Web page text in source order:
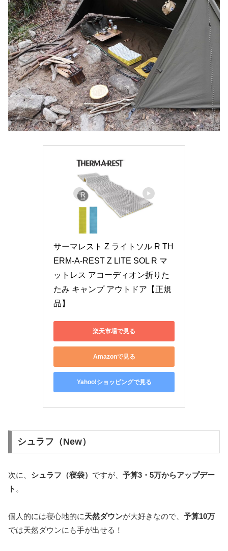
サーマレスト Z ライトソル R TH
ERM-A-REST Z LITE SOL R マ
ットレス アコーディオン折りた
たみ キャンプ アウトドア【正規
品】
楽天市場で見る
Amazonで見る
Yahoo!ショッピングで見る
シュラフ（New）
次に、 シュラフ（寝袋） ですが、 予算3・5万からアップデー
ト 。
個人的には寝心地的に天然ダウンが大好きなので、 予算10万
では天然ダウンにも手が出せる！